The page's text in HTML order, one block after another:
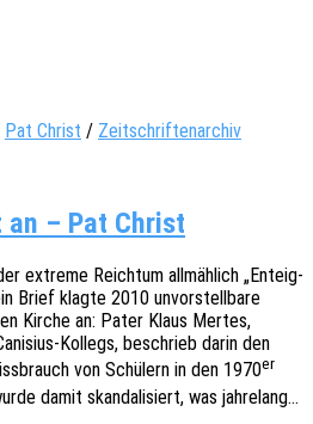
Pat Christ / Zeitschriftenarchiv
– Pat Christ
extre­me Reich­tum allmäh­lich „Enteig­
Brief klagte 2010 unvor­stell­ba­re
Kirche an: Pater Klaus Mertes,
Kollegs, beschrieb darin den
von Schü­lern in den 1970er
damit skan­da­li­siert, was jahrelang…